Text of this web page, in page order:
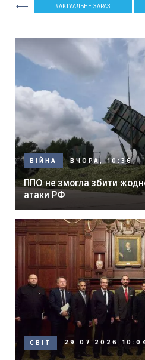
АКТУАЛЬНЕ ЗАРАЗ
ВІЙНА ВЧОРА, 10:36
ППО не змогла збити
атаки РФ
СВІТ 29.07.2026